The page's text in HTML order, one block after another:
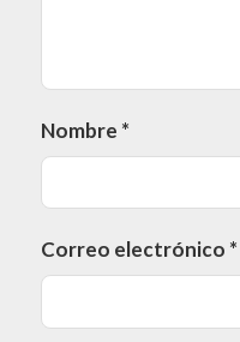
Nombre *
Correo electrónico *